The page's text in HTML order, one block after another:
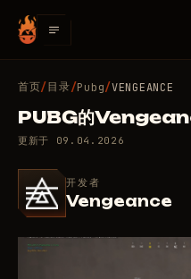
首页/目录/Pubg/VENGEANCE
PUBG的
更新于 09.04.2026
开发者
Vengeance